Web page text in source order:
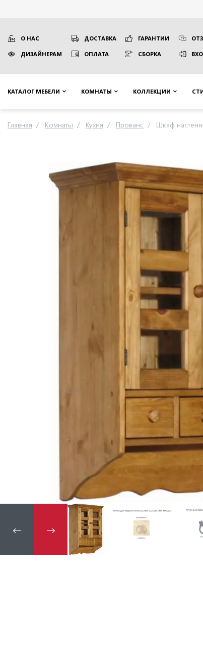
О НАС ДОСТАВКА ГАРАНТИИ
ДИЗАЙНЕРАМ ОПЛАТА СБОРКА
КАТАЛОГ МЕБЕЛИ КОМНАТЫ КОЛЛЕКЦИИ
Главная Комнаты Кухня Прованс Шкаф